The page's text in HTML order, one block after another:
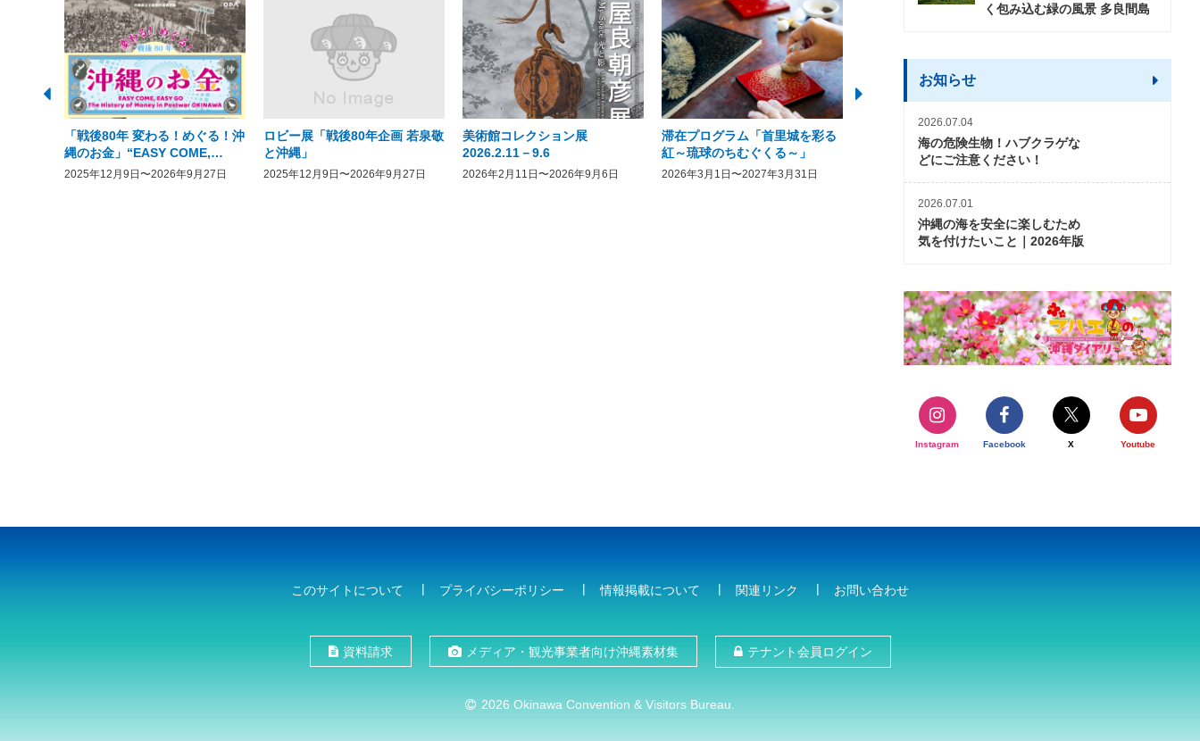
「戦後80年 変わる！めぐる！沖
縄のお金」“EASY COME,
EASY GO － The History of
2025年12月9日〜2026年9月27日
ロビー展「戦後80年企画 若泉敬
と沖縄」
2025年12月9日〜2026年9月27日
美術館コレクション展
2026.2.11－9.6
2026年2月11日〜2026年9月6日
滞在プログラム「首里城を彩る
紅～琉球のちむぐくる～」
2026年3月1日〜2027年3月31日
2026年度 かりゆしビーチ営業
期間および営業時間のお知らせ
【期間限定】オーシャ
開催について
く包み込む緑の風景 多良間島
お知らせ
2026.07.04
海の危険生物！ハブクラゲな
どにご注意ください！
2026.07.01
沖縄の海を安全に楽しむため
気を付けたいこと｜2026年版
Instagram Facebook X Youtube
このサイトについて プライバシーポリシー 情報掲載について 関連リンク お問い合わせ
資料請求 メディア・観光事業者向け沖縄素材集 テナント会員ログイン
2026 Okinawa Convention & Visitors Bureau.